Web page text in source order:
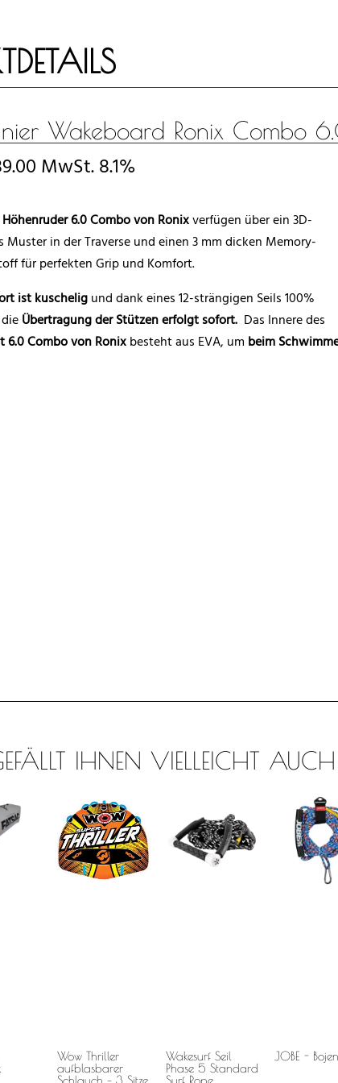
Wakeboard Ronix Combo
MwSt. 8.1%
Höhenruder 6.0 Combo von Ronixverfügen über ein 3D-
Muster in der Traverse und einen 3 mm dicken Memory-
für perfekten Grip und Komfort.
ist kuschelig und dank eines 12-strängigen Seils 100%
Übertragung der Stützen erfolgt sofort. Das Innere des
6.0 Combo von Ronix besteht aus EVA, um beim
IHNEN VIELLEICHT AUCH
Wow Thriller
aufblasbarer
Schlauch – 3 Sitze
Wakesurf Seil
Phase 5 Standard
Surf Rope
JOBE -